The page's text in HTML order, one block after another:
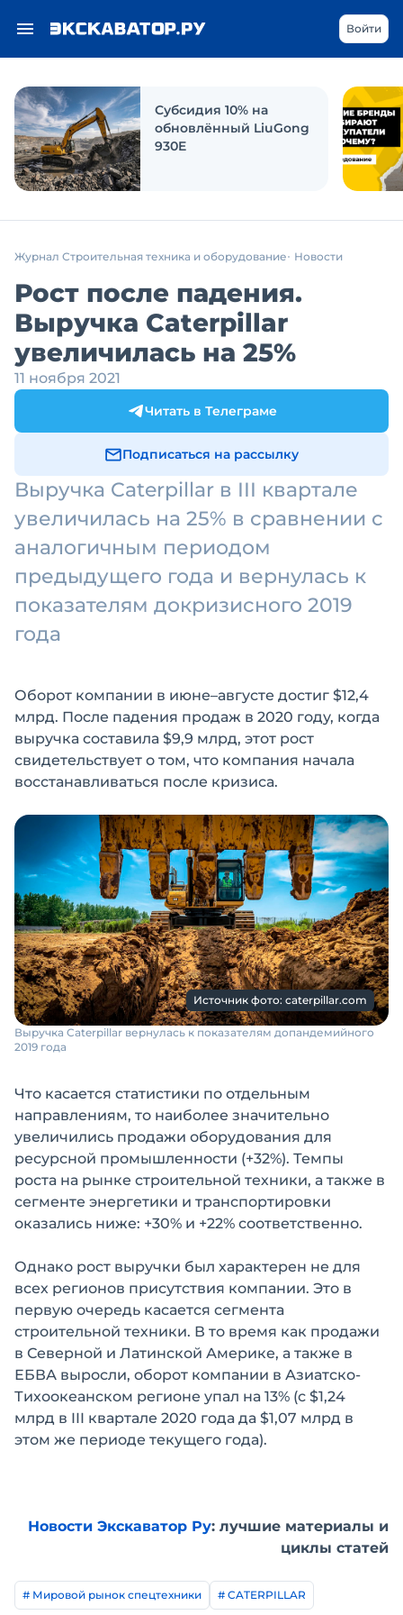
Войти
Субсидия 10% на
обновлённый LiuGong
930E
Журнал Строительная техника и оборудование Новости
Рост после падения.
Выручка Caterpillar
увеличилась на 25%
11 ноября 2021
Читать в Телеграме
Подписаться на рассылку
Выручка Caterpillar в III квартале
увеличилась на 25% в сравнении с
аналогичным периодом
предыдущего года и вернулась к
показателям докризисного 2019
года
Оборот компании в июне–августе достиг $12,4
млрд. После падения продаж в 2020 году, когда
выручка составила $9,9 млрд, этот рост
свидетельствует о том, что компания начала
восстанавливаться после кризиса.
Источник фото: caterpillar.com
Выручка Caterpillar вернулась к показателям допандемийного
2019 года
Что касается статистики по отдельным
направлениям, то наиболее значительно
увеличились продажи оборудования для
ресурсной промышленности (+32%). Темпы
роста на рынке строительной техники, а также в
сегменте энергетики и транспортировки
оказались ниже: +30% и +22% соответственно.
Однако рост выручки был характерен не для
всех регионов присутствия компании. Это в
первую очередь касается сегмента
строительной техники. В то время как продажи
в Северной и Латинской Америке, а также в
ЕБВА выросли, оборот компании в Азиатско-
Тихоокеанском регионе упал на 13% (с $1,24
млрд в III квартале 2020 года да $1,07 млрд в
этом же периоде текущего года).
Новости Экскаватор Ру: лучшие материалы и
циклы статей
# Мировой рынок спецтехники # CATERPILLAR